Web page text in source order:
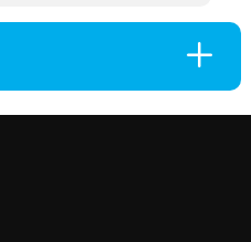
L